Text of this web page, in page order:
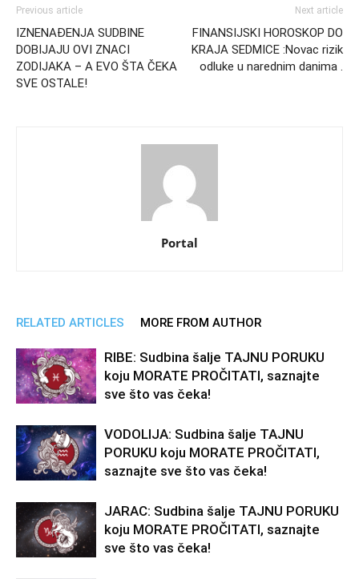
Previous article
IZNENAĐENJA SUDBINE
DOBIJAJU OVI ZNACI
ZODIJAKA – A EVO ŠTA ČEKA
SVE OSTALE!
Next article
FINANSIJSKI HOROSKOP DO
KRAJA SEDMICE :Novac rizik
odluke u narednim danima .
Portal
RELATED ARTICLES MORE FROM AUTHOR
RIBE: Sudbina šalje TAJNU PORUKU
koju MORATE PROČITATI, saznajte
sve što vas čeka!
VODOLIJA: Sudbina šalje TAJNU
PORUKU koju MORATE PROČITATI,
saznajte sve što vas čeka!
JARAC: Sudbina šalje TAJNU PORUKU
koju MORATE PROČITATI, saznajte
sve što vas čeka!